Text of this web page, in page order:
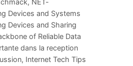
im
Devices and Systems
Devices and Sharing
of Reliable Data
dans la reception
Internet Tech Tips